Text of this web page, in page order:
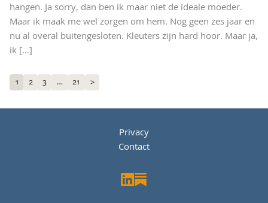
hangen. Ja sorry, dan ben ik maar niet de ideale moeder.
Maar ik maak me wel zorgen om hem. Nog geen zes jaar en
nu al overal buitengesloten. Kleuters zijn hard hoor. Maar ja,
ik […]
1 2 3 … 21 >
Privacy
Contact